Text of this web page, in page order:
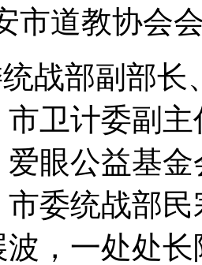
市道教协会
战部副部长
卫计委副
眼公益基
委统战部
，一处处